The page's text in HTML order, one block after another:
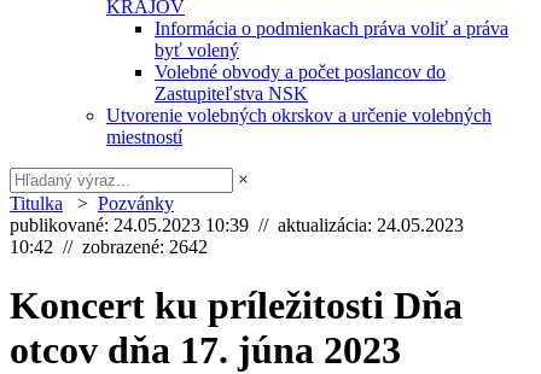
KRAJOV
Informácia o podmienkach práva voliť a práva
byť volený
Volebné obvody a počet poslancov do
Zastupiteľstva NSK
Utvorenie volebných okrskov a určenie volebných
miestností
×
Titulka > Pozvánky
publikované: 24.05.2023 10:39 // aktualizácia: 24.05.2023
10:42 // zobrazené: 2642
Koncert ku príležitosti Dňa
otcov dňa 17. júna 2023